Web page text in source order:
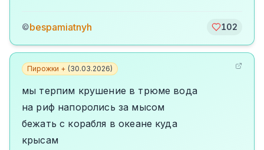
©bespamiatnyh 102
Пирожки + (30.03.2026)
мы терпим крушение в трюме вода
на риф напоролись за мысом
бежать с корабля в океане куда
крысам